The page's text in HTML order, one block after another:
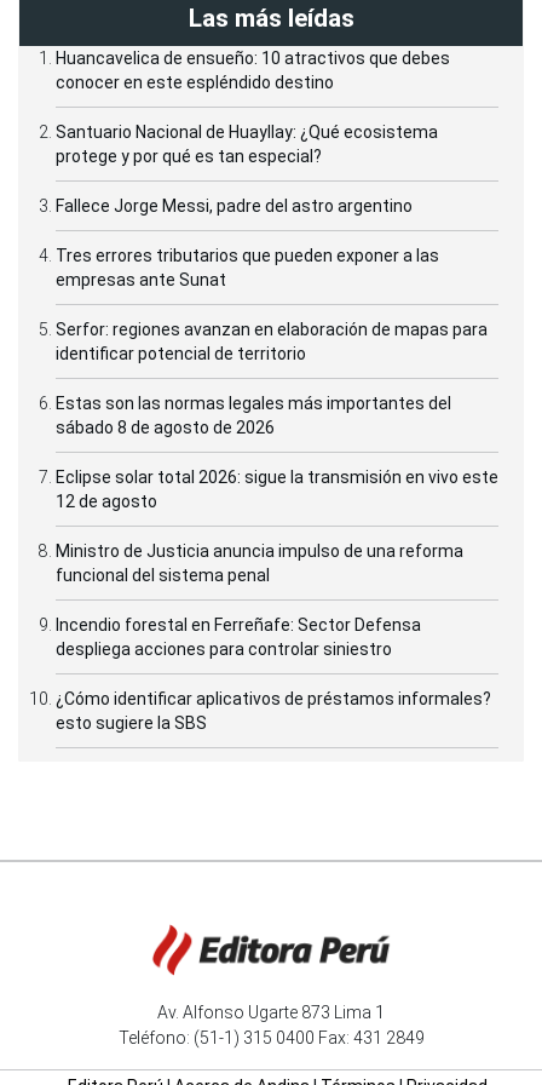
Las más leídas
Huancavelica de ensueño: 10 atractivos que debes
conocer en este espléndido destino
Santuario Nacional de Huayllay: ¿Qué ecosistema
protege y por qué es tan especial?
Fallece Jorge Messi, padre del astro argentino
Tres errores tributarios que pueden exponer a las
empresas ante Sunat
Serfor: regiones avanzan en elaboración de mapas para
identificar potencial de territorio
Estas son las normas legales más importantes del
sábado 8 de agosto de 2026
Eclipse solar total 2026: sigue la transmisión en vivo este
12 de agosto
Ministro de Justicia anuncia impulso de una reforma
funcional del sistema penal
Incendio forestal en Ferreñafe: Sector Defensa
despliega acciones para controlar siniestro
¿Cómo identificar aplicativos de préstamos informales?
esto sugiere la SBS
Av. Alfonso Ugarte 873 Lima 1
Teléfono: (51-1) 315 0400 Fax: 431 2849